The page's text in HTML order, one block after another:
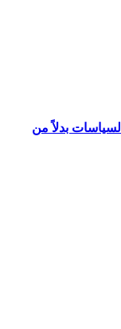
بدلاً من